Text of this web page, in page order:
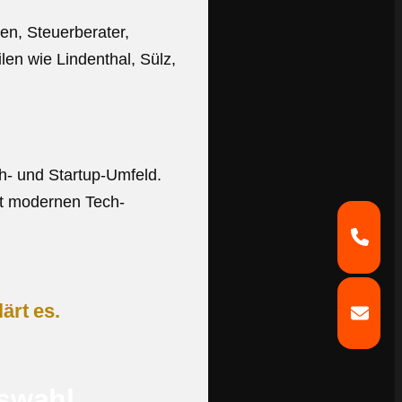
Steuerberater,
wie Lindenthal, Sülz,
und Startup-Umfeld.
modernen Tech-
es.